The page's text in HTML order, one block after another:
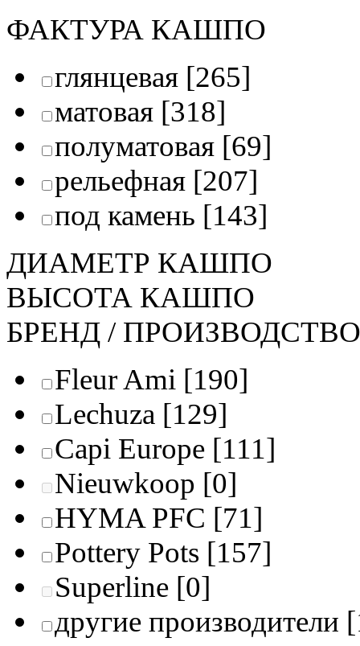
ФАКТУРА КАШПО
глянцевая [265]
матовая [318]
полуматовая [69]
рельефная [207]
под камень [143]
ДИАМЕТР КАШПО
ВЫСОТА КАШПО
БРЕНД / ПРОИЗВОДСТВО
Fleur Ami [190]
Lechuza [129]
Capi Europe [111]
Nieuwkoop [0]
HYMA PFC [71]
Pottery Pots [157]
Superline [0]
другие производители